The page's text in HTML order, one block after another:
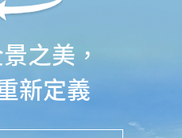
之美，
新定義